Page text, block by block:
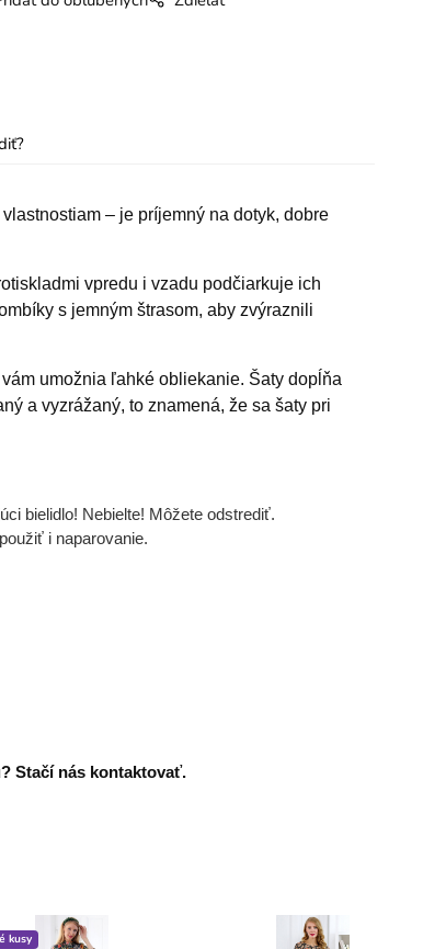
– je príjemný na dotyk, dobre
vpredu i vzadu podčiarkuje ich
s jemným štrasom, aby zvýraznili
umožnia ľahké obliekanie. Šaty dopĺňa
a vyzrážaný, to znamená, že sa šaty pri
bielidlo! Nebielte! Môžete odstrediť.
i naparovanie.
Stačí nás kontaktovať.
kusy